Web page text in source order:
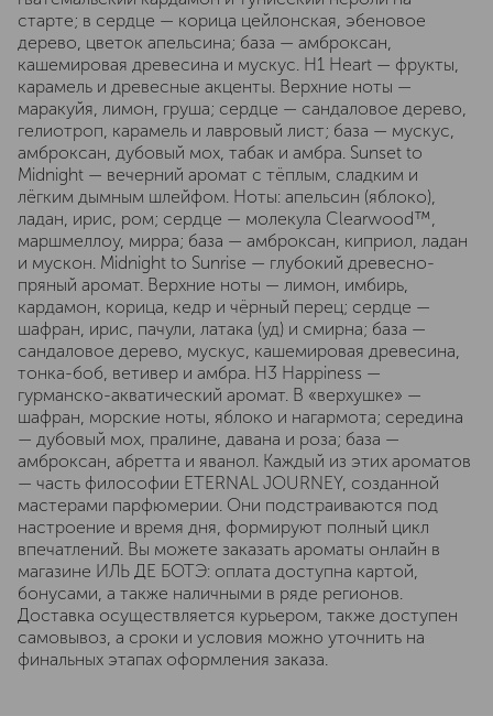
старте; в сердце — корица цейлонская, эбеновое
дерево, цветок апельсина; база — амброксан,
кашемировая древесина и мускус. H1 Heart — фрукты,
карамель и древесные акценты. Верхние ноты —
маракуйя, лимон, груша; сердце — сандаловое дерево,
гелиотроп, карамель и лавровый лист; база — мускус,
амброксан, дубовый мох, табак и амбра. Sunset to
Midnight — вечерний аромат с тёплым, сладким и
лёгким дымным шлейфом. Ноты: апельсин (яблоко),
ладан, ирис, ром; сердце — молекула Clearwood™,
маршмеллоу, мирра; база — амброксан, киприол, ладан
и мускон. Midnight to Sunrise — глубокий древесно-
пряный аромат. Верхние ноты — лимон, имбирь,
кардамон, корица, кедр и чёрный перец; сердце —
шафран, ирис, пачули, латака (уд) и смирна; база —
сандаловое дерево, мускус, кашемировая древесина,
тонка-боб, ветивер и амбра. H3 Happiness —
гурманско-акватический аромат. В «верхушке» —
шафран, морские ноты, яблоко и нагармота; середина
— дубовый мох, пралине, давана и роза; база —
амброксан, абретта и яванол. Каждый из этих ароматов
— часть философии ETERNAL JOURNEY, созданной
мастерами парфюмерии. Они подстраиваются под
настроение и время дня, формируют полный цикл
впечатлений. Вы можете заказать ароматы онлайн в
магазине ИЛЬ ДЕ БОТЭ: оплата доступна картой,
бонусами, а также наличными в ряде регионов.
Доставка осуществляется курьером, также доступен
самовывоз, а сроки и условия можно уточнить на
финальных этапах оформления заказа.